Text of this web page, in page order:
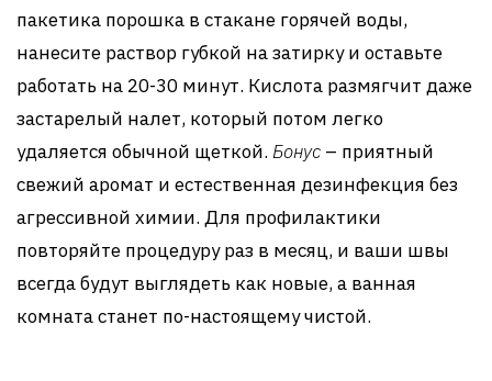
пакетика порошка в стакане горячей воды,
нанесите раствор губкой на затирку и оставьте
работать на 20-30 минут. Кислота размягчит даже
застарелый налет, который потом легко
удаляется обычной щеткой. Бонус – приятный
свежий аромат и естественная дезинфекция без
агрессивной химии. Для профилактики
повторяйте процедуру раз в месяц, и ваши швы
всегда будут выглядеть как новые, а ванная
комната станет по-настоящему чистой.